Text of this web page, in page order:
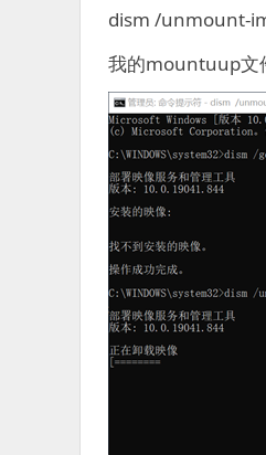
dism /unmount-
我的mountuup文